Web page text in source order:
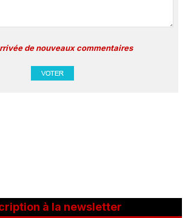
de nouveaux commentaires
à la newsletter